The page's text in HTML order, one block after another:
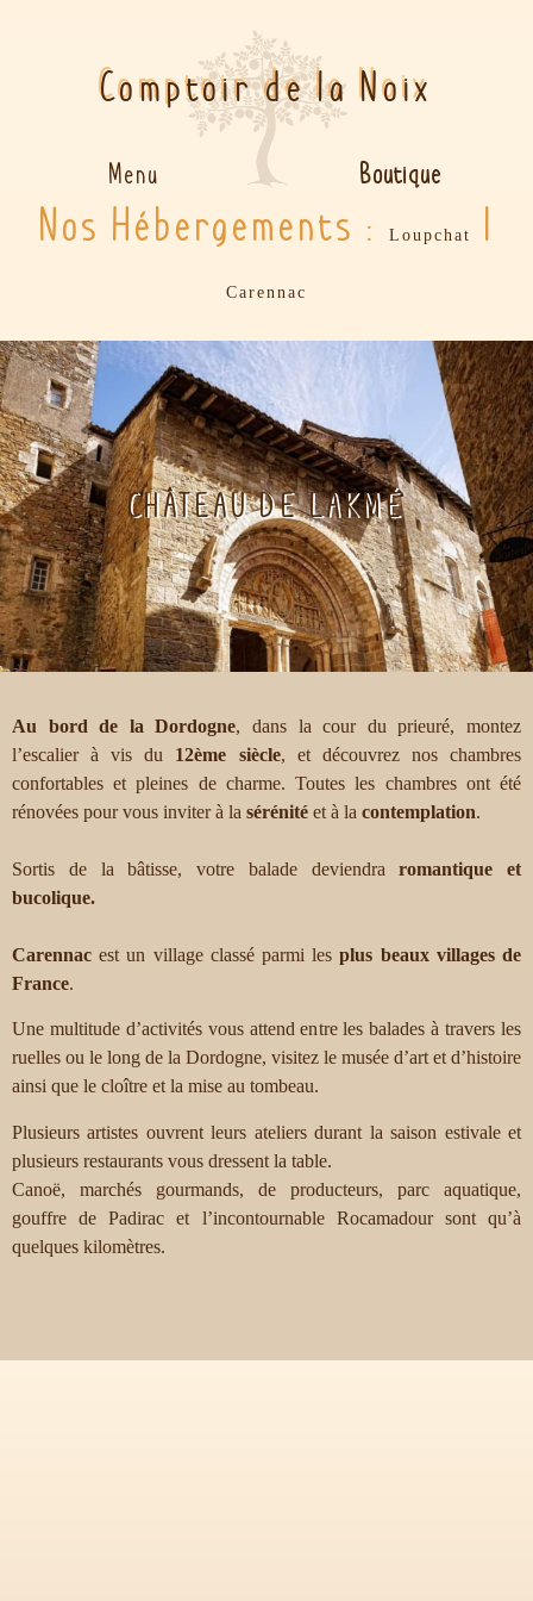
Comptoir de la Noix
Menu Boutique
Nos Hébergements : Loupchat
Carennac
CHÂTEAU DE LAKMÉ
Au bord de la Dordogne, dans la cour du prieuré, montez
l’escalier à vis du 12ème siècle, et découvrez nos chambres
confortables et pleines de charme. Toutes les chambres ont été
rénovées pour vous inviter à la sérénité et à la contemplation.
Sortis de la bâtisse, votre balade deviendraromantique et
bucolique.
Carennac est un village classé parmi lesplus beaux villages de
France.
Une multitude d’activités vous attend entre les balades à travers les
ruelles ou le long de la Dordogne, visitez le musée d’art et d’histoire
ainsi que le cloître et la mise au tombeau.
Plusieurs artistes ouvrent leurs ateliers durant la saison estivale et
plusieurs restaurants vous dressent la table.
Canoë, marchés gourmands, de producteurs, parc aquatique,
gouffre de Padirac et l’incontournable Rocamadour sont qu’à
quelques kilomètres.